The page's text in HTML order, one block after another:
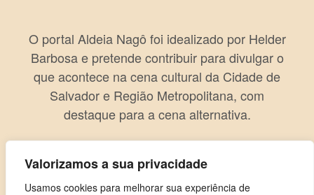
Valorizamos a sua privacidade
Usamos cookies para melhorar sua experiência de
O portal Aldeia Nagô foi idealizado por Helder
Barbosa e pretende contribuir para divulgar o
que acontece na cena cultural da Cidade de
Salvador e Região Metropolitana, com
destaque para a cena alternativa.